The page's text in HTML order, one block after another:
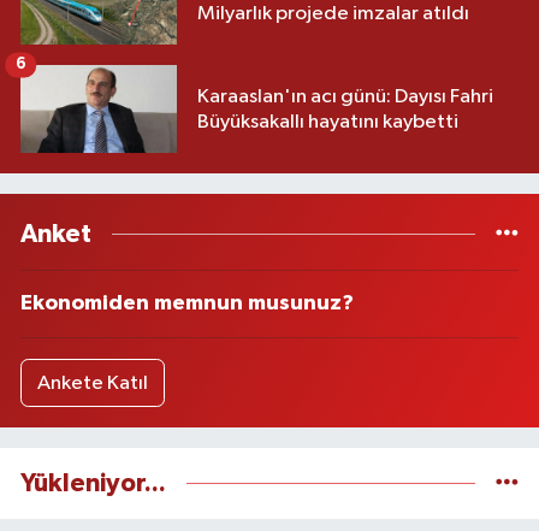
Milyarlık projede imzalar atıldı
Karaaslan'ın acı günü: Dayısı Fahri
Büyüksakallı hayatını kaybetti
6
Anket
Ekonomiden memnun musunuz?
Ankete Katıl
Yükleniyor...